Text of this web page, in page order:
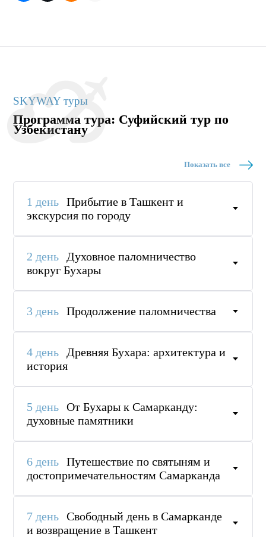
SKYWAY туры
Программа тура: Суфийский тур по
Узбекистану
Показать все
1 день
Прибытие в Ташкент и
экскурсия по городу
2 день
Духовное паломничество
вокруг Бухары
3 день Продолжение паломничества
4 день
Древняя Бухара: архитектура и
история
5 день
От Бухары к Самарканду:
духовные памятники
6 день
Путешествие по святыням и
достопримечательностям Самарканда
7 день
Свободный день в Самарканде
и возвращение в Ташкент